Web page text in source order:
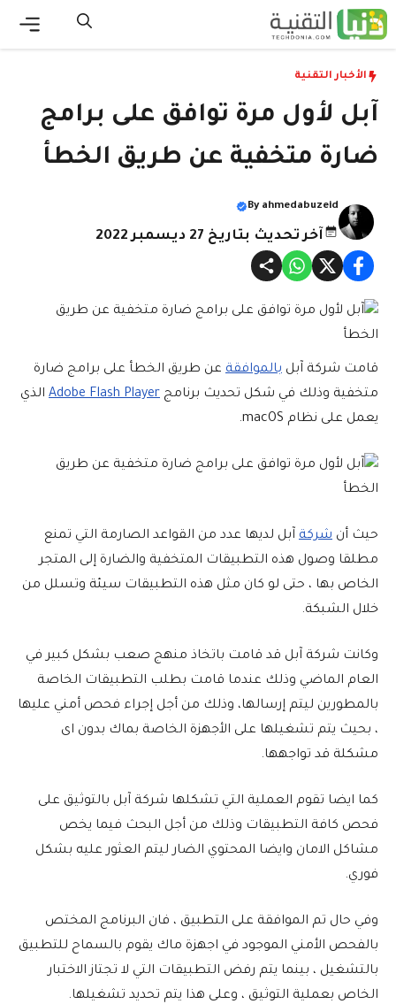
انتقل
إلى
الأخبار التقنية
آبل لأول مرة توافق على برامج
ضارة متخفية عن طريق الخطأ
By ahmedabuzeid
آخر تحديث بتاريخ 27 ديسمبر 2022
قامت شركة آبل بالموافقة عن طريق الخطأ على برامج ضارة
متخفية وذلك في شكل تحديث برنامج Adobe Flash Player الذي
يعمل على نظام macOS.
حيث أن شركة آبل لديها عدد من القواعد الصارمة التي تمنع
مطلقا وصول هذه التطبيقات المتخفية والضارة إلى المتجر
الخاص بها ، حتى لو كان مثل هذه التطبيقات سيئة وتسلل من
خلال الشبكة.
وكانت شركة آبل قد قامت باتخاذ منهج صعب بشكل كبير في
العام الماضي وذلك عندما قامت بطلب التطبيقات الخاصة
بالمطورين ليتم إرسالها، وذلك من أجل إجراء فحص أمني عليها
، بحيث يتم تشغيلها على الأجهزة الخاصة بماك بدون اى
مشكلة قد تواجهها.
كما ايضا تقوم العملية التي تشكلها شركة آبل بالتوثيق على
فحص كافة التطبيقات وذلك من أجل البحث فيما يخص
مشاكل الامان وايضا المحتوي الضار ليتم العثور عليه بشكل
فوري.
وفي حال تم الموافقة على التطبيق ، فان البرنامج المختص
بالفحص الأمني الموجود في اجهزة ماك يقوم بالسماح للتطبيق
بالتشغيل ، بينما يتم رفض التطبيقات التي لا تجتاز الاختبار
الخاص بعملية التوثيق ، وعلى هذا يتم تحديد تشغيلها.